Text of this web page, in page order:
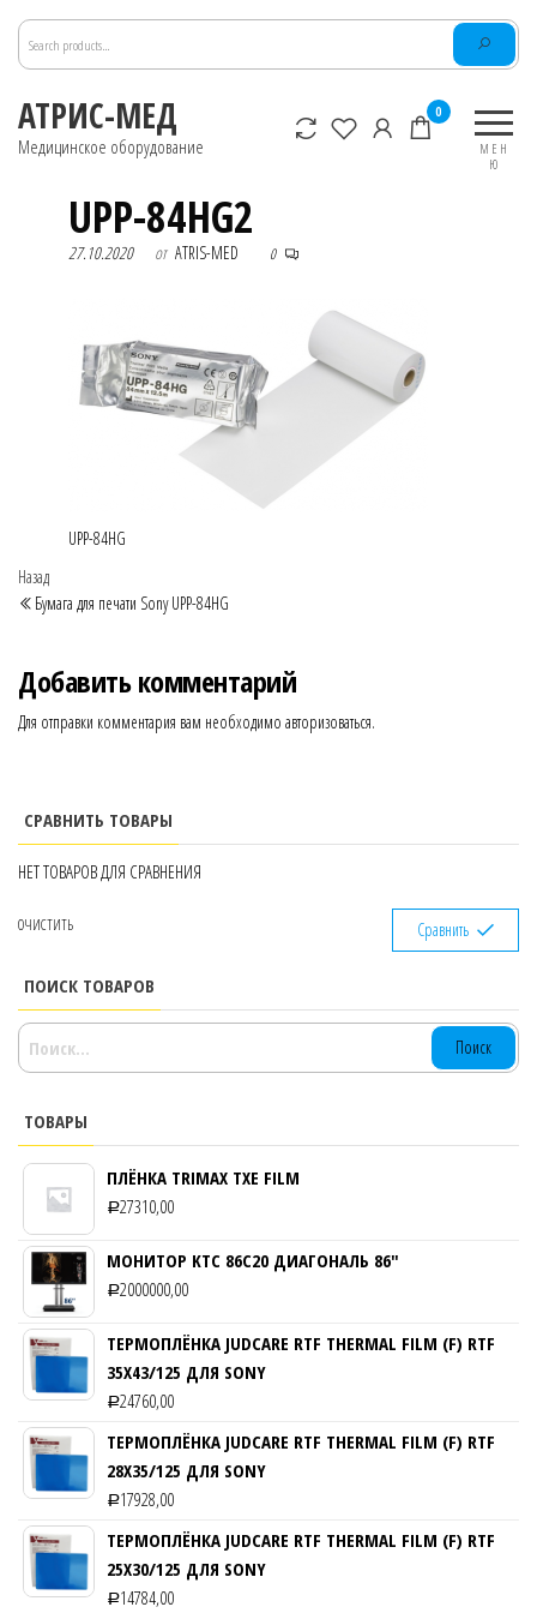
содержимому
АТРИС-МЕД
Медицинское оборудование
МЕН
Ю
0
UPP-84HG2
27.10.2020 от ATRIS-MED 0
UPP-84HG
Навигация
по
записям
Предыдущая
запись
Назад
Бумага для печати Sony UPP-84HG
Добавить комментарий
Для отправки комментария вам необходимо авторизоваться.
СРАВНИТЬ ТОВАРЫ
НЕТ ТОВАРОВ ДЛЯ СРАВНЕНИЯ
ОЧИСТИТЬ Сравнить
ПОИСК ТОВАРОВ
НАЙТИ:
ТОВАРЫ
ПЛЁНКА TRIMAX TXE FILM
Р27310,00
МОНИТОР KTC 86C20 ДИАГОНАЛЬ 86″
Р2000000,00
ТЕРМОПЛЁНКА JUDCARE RTF THERMAL FILM (F) RTF
35Х43/125 ДЛЯ SONY
Р24760,00
ТЕРМОПЛЁНКА JUDCARE RTF THERMAL FILM (F) RTF
28Х35/125 ДЛЯ SONY
Р17928,00
ТЕРМОПЛЁНКА JUDCARE RTF THERMAL FILM (F) RTF
25Х30/125 ДЛЯ SONY
Р14784,00